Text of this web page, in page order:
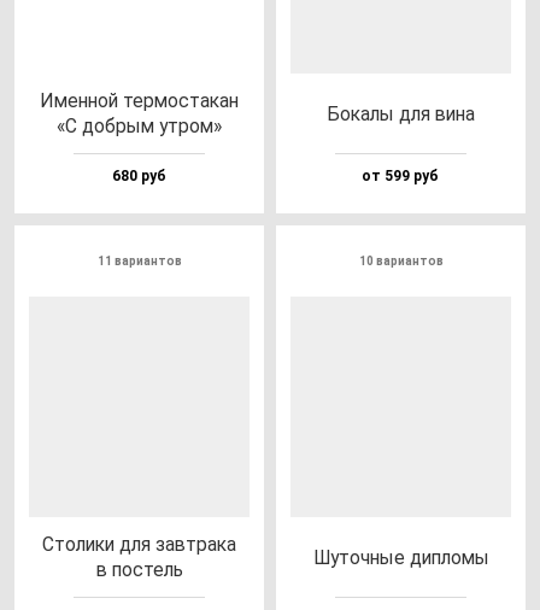
Имен­ной тер­мос­та­кан
«С доб­рым ут­ром»
680 руб
Бока­лы для ви­на
от 599 руб
11 вариантов
Сто­ли­ки для зав­тра­ка
в пос­тель
10 вариантов
Шуточ­ные дип­ло­мы